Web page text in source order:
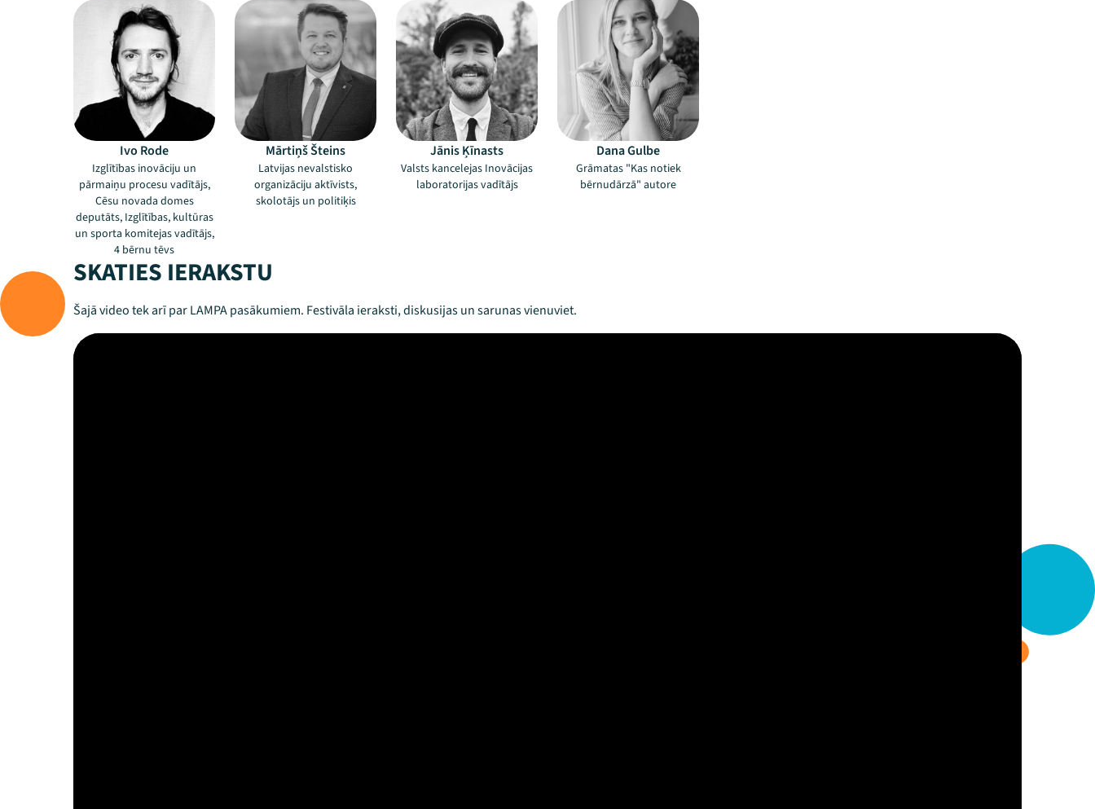
Ivo Rode
Izglītības inovāciju un
pārmaiņu procesu vadītājs,
Cēsu novada domes
deputāts, Izglītības, kultūras
un sporta komitejas vadītājs,
4 bērnu tēvs
Mārtiņš Šteins
Latvijas nevalstisko
organizāciju aktīvists,
skolotājs un politiķis
Jānis Ķīnasts
Valsts kancelejas Inovācijas
laboratorijas vadītājs
Dana Gulbe
Grāmatas "Kas notiek
bērnudārzā" autore
SKATIES IERAKSTU
Šajā video tek arī par LAMPA pasākumiem. Festivāla ieraksti, diskusijas un sarunas vienuviet.